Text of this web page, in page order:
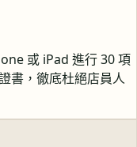
或 iPad 進行 30 項
書，徹底杜絕店員人